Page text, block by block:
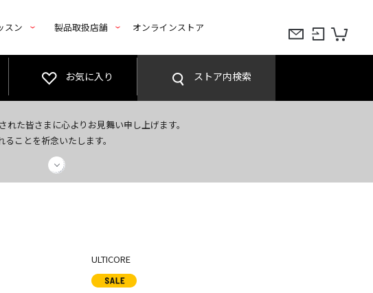
スン 製品取扱店舗 オンラインストア
お気に入り ストア内検索
た皆さまに心よりお見舞い申し上げます。
ことを祈念いたします。
ント！
ULTICORE